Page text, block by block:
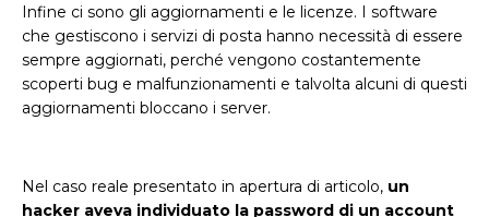
Infine ci sono gli aggiornamenti e le licenze. I software
che gestiscono i servizi di posta hanno necessità di essere
sempre aggiornati, perché vengono costantemente
scoperti bug e malfunzionamenti e talvolta alcuni di questi
aggiornamenti bloccano i server.
Nel caso reale presentato in apertura di articolo, un
hacker aveva individuato la password di un account